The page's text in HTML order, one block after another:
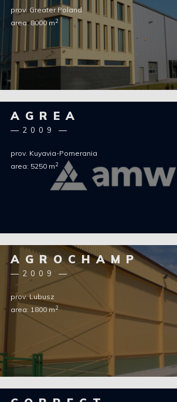
prov. Greater Poland
area: 8000 m2
AGREA
2009
prov. Kuyavia-Pomerania
area: 5250 m2
AGROCHAMP
2009
prov. Lubusz
area: 1800 m2